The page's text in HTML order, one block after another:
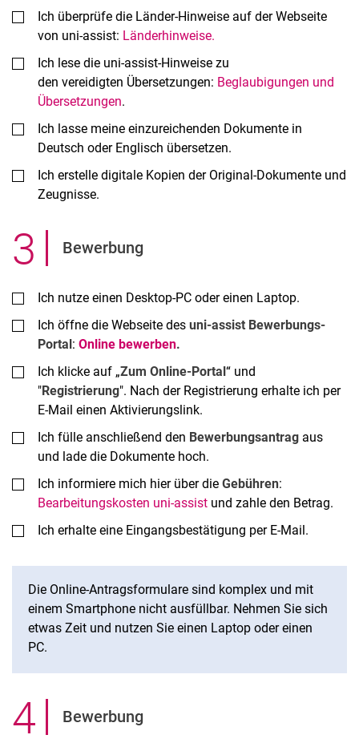
Ich überprüfe die Länder-Hinweise auf der Webseite
von uni-assist: Länderhinweise.
Ich lese die uni-assist-Hinweise zu
den vereidigten Übersetzungen: Beglaubigungen und
Übersetzungen.
Ich lasse meine einzureichenden Dokumente in
Deutsch oder Englisch übersetzen.
Ich erstelle digitale Kopien der Original-Dokumente und
Zeugnisse.
3 . Bewerbung
Ich nutze einen Desktop-PC oder einen Laptop.
Ich öffne die Webseite des uni-assist Bewerbungs-
Portal: Online bewerben.
Ich klicke auf „Zum Online-Portal“ und
"Registrierung". Nach der Registrierung erhalte ich per
E-Mail einen Aktivierungslink.
Ich fülle anschließend den Bewerbungsantrag aus
und lade die Dokumente hoch.
Ich informiere mich hier über die Gebühren:
Bearbeitungskosten uni-assist und zahle den Betrag.
Ich erhalte eine Eingangsbestätigung per E-Mail.
Die Online-Antragsformulare sind komplex und mit
einem Smartphone nicht ausfüllbar. Nehmen Sie sich
etwas Zeit und nutzen Sie einen Laptop oder einen
PC.
4. Bewerbung